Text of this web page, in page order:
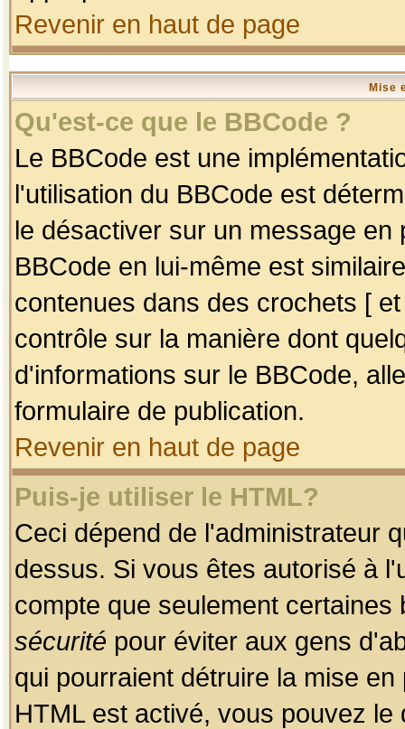
Revenir en haut de page
Mise
Qu'est-ce que le BBCode ?
Le BBCode est une
l'utilisation du BBCode est
le désactiver sur un message
BBCode en lui-même est
contenues dans des crochets [
contrôle sur la manière dont
d'informations sur le BBCode,
formulaire de publication.
Revenir en haut de page
Puis-je utiliser le HTML?
Ceci dépend de l'administrateur
dessus. Si vous êtes autorisé à
compte que seulement
sécurité pour éviter aux gens
qui pourraient détruire la mise
HTML est activé, vous pouvez